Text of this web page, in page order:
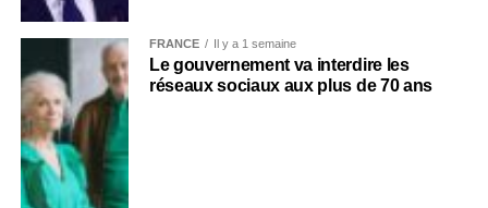
FRANCE Il y a 1 semaine
Le gouvernement va interdire les
réseaux sociaux aux plus de 70 ans